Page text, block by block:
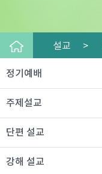
설교 >
정기예배
주제설교
단편 설교
강해 설교